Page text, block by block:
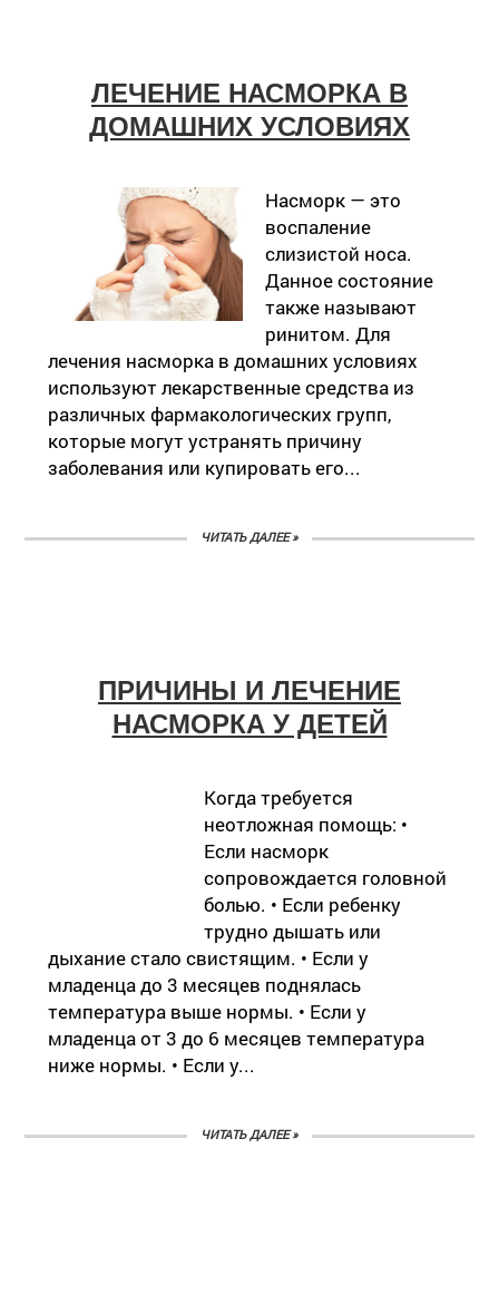
ЛЕЧЕНИЕ НАСМОРКА В
ДОМАШНИХ УСЛОВИЯХ
Насморк — это
воспаление
слизистой носа.
Данное состояние
также называют
ринитом. Для
лечения насморка в домашних условиях
используют лекарственные средства из
различных фармакологических групп,
которые могут устранять причину
заболевания или купировать его...
ЧИТАТЬ ДАЛЕЕ »
ПРИЧИНЫ И ЛЕЧЕНИЕ
НАСМОРКА У ДЕТЕЙ
Когда требуется
неотложная помощь: •
Если насморк
сопровождается головной
болью. • Если ребенку
трудно дышать или
дыхание стало свистящим. • Если у
младенца до 3 месяцев поднялась
температура выше нормы. • Если у
младенца от 3 до 6 месяцев температура
ниже нормы. • Если у...
ЧИТАТЬ ДАЛЕЕ »